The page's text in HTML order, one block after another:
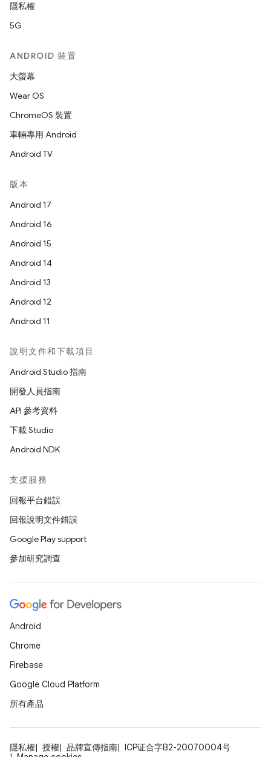
隱私權
5G
ANDROID 裝置
大螢幕
Wear OS
ChromeOS 裝置
車輛專用 Android
Android TV
版本
Android 17
Android 16
Android 15
Android 14
Android 13
Android 12
Android 11
說明文件和下載項目
Android Studio 指南
開發人員指南
API 參考資料
下載 Studio
Android NDK
支援服務
回報平台錯誤
回報說明文件錯誤
Google Play support
參加研究調查
Android
Chrome
Firebase
Google Cloud Platform
所有產品
隱私權 授權 品牌宣傳指南
ICP证合字B2-20070004号